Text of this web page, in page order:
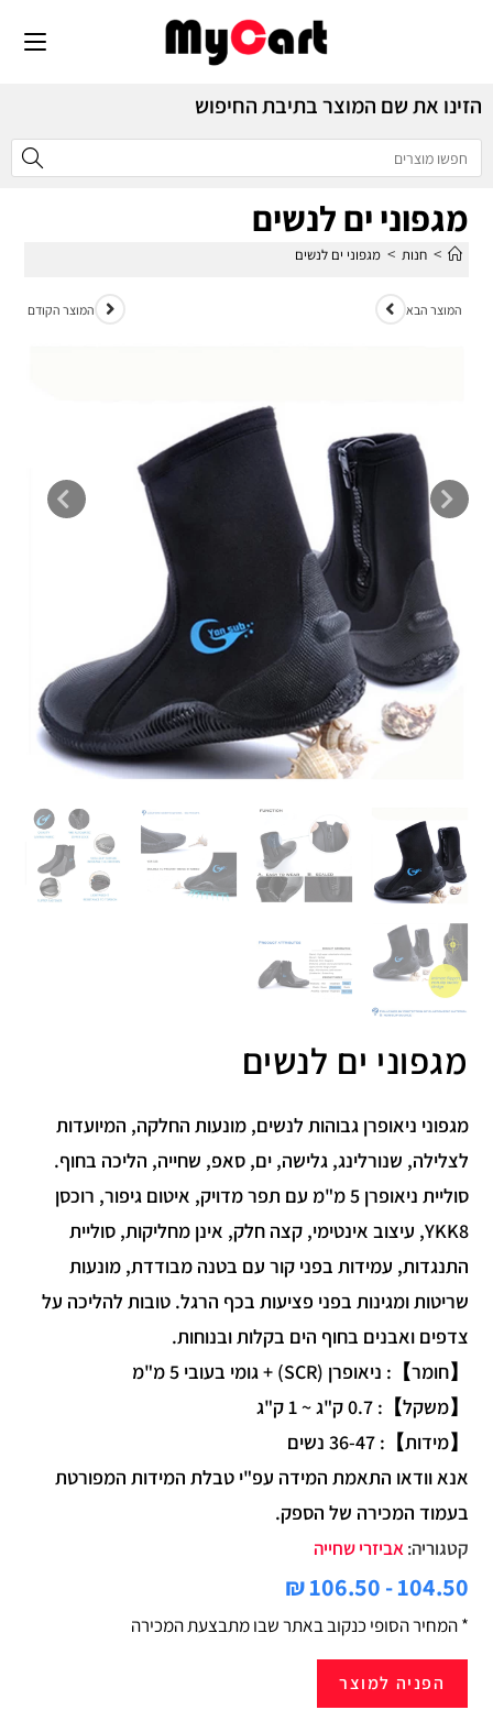
הזינו את שם המוצר בתיבת החיפוש
מגפוני ים לנשים
> חנות > מגפוני ים לנשים
המוצר הקודם המוצר הבא
מגפוני ים לנשים
מגפוני ניאופרן גבוהות לנשים, מונעות החלקה, המיועדות
לצלילה, שנורלינג, גלישה, ים, סאפ, שחייה, הליכה בחוף.
סוליית ניאופרן 5 מ"מ עם תפר מדויק, איטום גיפור, רוכסן
YKK8, עיצוב אינטימי, קצה חלק, אינן מחליקות, סוליית
התנגדות, עמידות בפני קור עם בטנה מבודדת, מונעות
שריטות ומגינות בפני פציעות בכף הרגל. טובות להליכה על
צדפים ואבנים בחוף הים בקלות ובנוחות.
【חומר】: ניאופרן (SCR) + גומי בעובי 5 מ"מ
【משקל】: 0.7 ק"ג ~ 1 ק"ג
【מידות】: 36-47 נשים
אנא וודאו התאמת המידה עפ"י טבלת המידות המפורטת
בעמוד המכירה של הספק.
קטגוריה:אביזרי שחייה
104.50 - 106.50 ₪
* המחיר הסופי כנקוב באתר שבו מתבצעת המכירה
הפניה למוצר